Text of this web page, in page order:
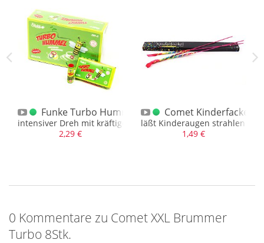
Schachtel
Farben
Funke Turbo Hummeln 6er
intensiver Dreh mit kräftigen Farben
2,29 €
Comet Kinderfackeln
läßt Kinderaugen strahlen
1,49 €
0 Kommentare zu Comet XXL Brummer
Turbo 8Stk.